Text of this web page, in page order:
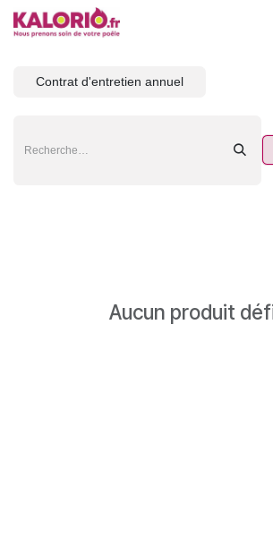
Se rendre au contenu
Contrat d'entretien annuel
Aucun produit